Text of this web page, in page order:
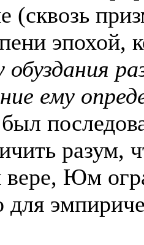
(сквозь
эпохой,
обуздания
ему
разум,
вере, Юм
для